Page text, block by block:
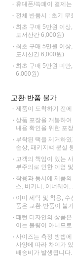
휴대폰/쓱페이 결제
전체 반품시 : 초기
최초 구매 5만원 이
도서산간 6,000원)
최초 구매 5만원 이
도서산간 6,000원)
최초 구매 5만원 미
6,000원)
교환·반품 불가
제품이 도착하기 전
상품 포장을 개봉하
내용 확인을 위한 포
부착된 택을 제거하
손상, 패키지백 분실
고객의 책임이 있는
부주의로 인한 이염
착용과 동시에 제품
스, 비키니, 이너웨어,
이미 세탁 및 착용,
품은 교환·반품이 불
패턴 디자인의 상품
이는 불량이 아니므
사이즈는 측정 방법
사양에 따라 차이가
배송비가 발생됩니다.